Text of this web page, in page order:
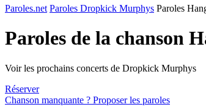
Paroles.net Paroles Dropkick Murphys Paroles
Paroles de la chanson
Voir les prochains concerts de Dropkick Murphys
Réserver
Chanson manquante ? Proposer les paroles